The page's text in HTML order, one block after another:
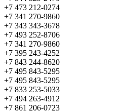
+7 473 212-0274
+7 341 270-9860
+7 343 343-3678
+7 493 252-8706
+7 341 270-9860
+7 395 243-4252
+7 843 244-8620
+7 495 843-5295
+7 495 843-5295
+7 833 253-5033
+7 494 263-4912
+7 861 206-0723